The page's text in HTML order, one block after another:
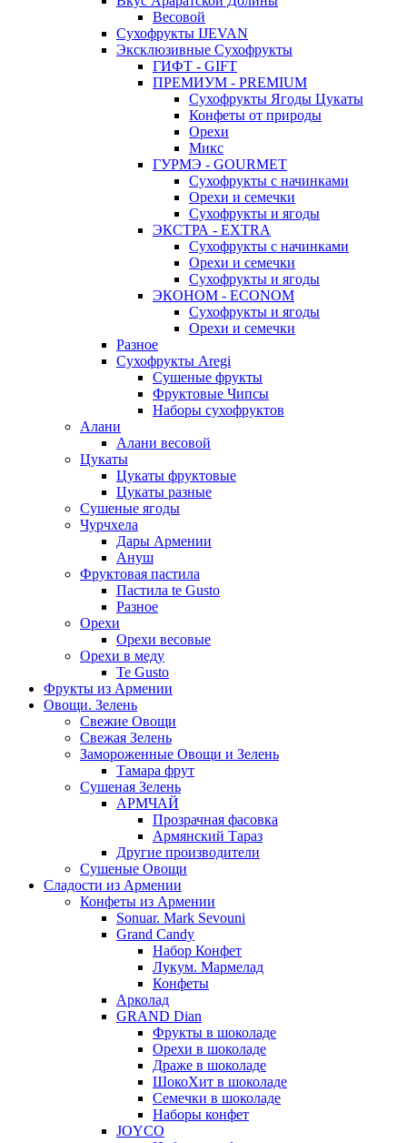
Весовой
Сухофрукты IJEVAN
Эксклюзивные Сухофрукты
ГИФТ - GIFT
ПРЕМИУМ - PREMIUM
Сухофрукты Ягоды Цукаты
Конфеты от природы
Орехи
Микс
ГУРМЭ - GOURMET
Сухофрукты с начинками
Орехи и семечки
Сухофрукты и ягоды
ЭКСТРА - EXTRA
Сухофрукты с начинками
Орехи и семечки
Сухофрукты и ягоды
ЭКОНОМ - ECONOM
Сухофрукты и ягоды
Орехи и семечки
Разное
Сухофрукты Aregi
Сушеные фрукты
Фруктовые Чипсы
Наборы сухофруктов
Алани
Алани весовой
Цукаты
Цукаты фруктовые
Цукаты разные
Сушеные ягоды
Чурчхела
Дары Армении
Ануш
Фруктовая пастила
Пастила te Gusto
Разное
Орехи
Орехи весовые
Орехи в меду
Te Gusto
Фрукты из Армении
Овощи. Зелень
Свежие Овощи
Свежая Зелень
Замороженные Овощи и Зелень
Тамара фрут
Сушеная Зелень
АРМЧАЙ
Прозрачная фасовка
Армянский Тараз
Другие производители
Сушеные Овощи
Сладости из Армении
Конфеты из Армении
Sonuar. Mark Sevouni
Grand Candy
Набор Конфет
Лукум. Мармелад
Конфеты
Арколад
GRAND Dian
Фрукты в шоколаде
Орехи в шоколаде
Драже в шоколаде
ШокоХит в шоколаде
Семечки в шоколаде
Наборы конфет
JOYCO